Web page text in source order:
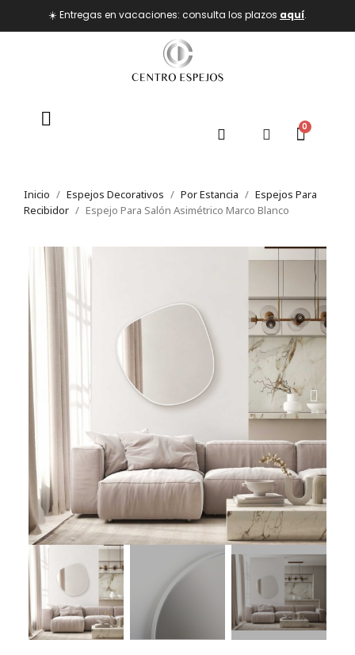
☀️ Entregas en vacaciones: consulta los plazos aquí.
Inicio Espejos Decorativos Por Estancia
Espejos Para
Recibidor
Espejo Para Salón Asimétrico Marco Blanco